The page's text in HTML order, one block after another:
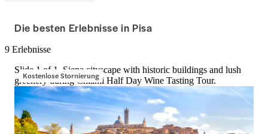
Die besten Erlebnisse in Pisa
9 Erlebnisse
Kostenlose Stornierung
Slide 1 of 1, Siena cityscape with historic buildings and lush
greenery during Chianti Half Day Wine Tasting Tour.